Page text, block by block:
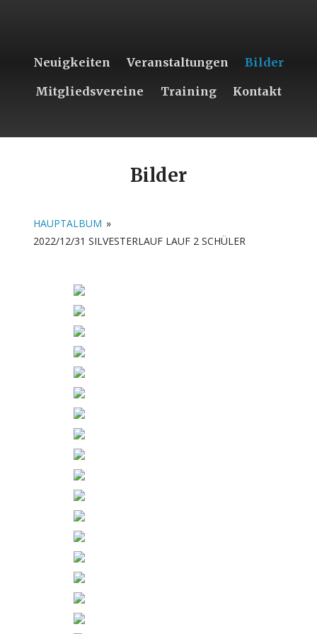
Neuigkeiten Veranstaltungen Bilder
Mitgliedsvereine Training Kontakt
Bilder
HAUPTALBUM »
2022/12/31 SILVESTERLAUF LAUF 2 SCHÜLER